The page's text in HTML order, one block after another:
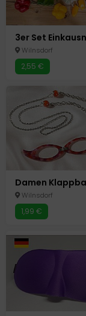
Wilnsdorf
2,55 €
Wilnsdorf
1,99 €